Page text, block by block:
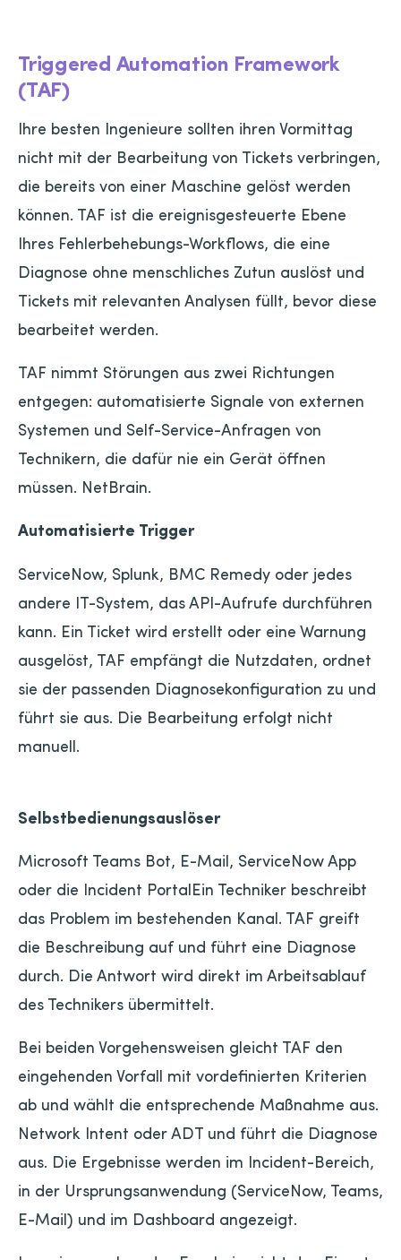
Triggered Automation Framework
(TAF)
Ihre besten Ingenieure sollten ihren Vormittag
nicht mit der Bearbeitung von Tickets verbringen,
die bereits von einer Maschine gelöst werden
können. TAF ist die ereignisgesteuerte Ebene
Ihres Fehlerbehebungs-Workflows, die eine
Diagnose ohne menschliches Zutun auslöst und
Tickets mit relevanten Analysen füllt, bevor diese
bearbeitet werden.
TAF nimmt Störungen aus zwei Richtungen
entgegen: automatisierte Signale von externen
Systemen und Self-Service-Anfragen von
Technikern, die dafür nie ein Gerät öffnen
müssen. NetBrain.
Automatisierte Trigger
ServiceNow, Splunk, BMC Remedy oder jedes
andere IT-System, das API-Aufrufe durchführen
kann. Ein Ticket wird erstellt oder eine Warnung
ausgelöst, TAF empfängt die Nutzdaten, ordnet
sie der passenden Diagnosekonfiguration zu und
führt sie aus. Die Bearbeitung erfolgt nicht
manuell.
Selbstbedienungsauslöser
Microsoft Teams Bot, E-Mail, ServiceNow App
oder die Incident PortalEin Techniker beschreibt
das Problem im bestehenden Kanal. TAF greift
die Beschreibung auf und führt eine Diagnose
durch. Die Antwort wird direkt im Arbeitsablauf
des Technikers übermittelt.
Bei beiden Vorgehensweisen gleicht TAF den
eingehenden Vorfall mit vordefinierten Kriterien
ab und wählt die entsprechende Maßnahme aus.
Network Intent oder ADT und führt die Diagnose
aus. Die Ergebnisse werden im Incident-Bereich,
in der Ursprungsanwendung (ServiceNow, Teams,
E-Mail) und im Dashboard angezeigt.